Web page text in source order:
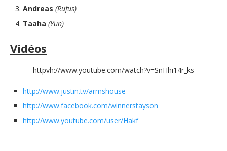
Andreas (Rufus)
Taaha (Yun)
Vidéos
httpvh://www.youtube.com/watch?v=SnHhi14r_ks
http://www.justin.tv/armshouse
http://www.facebook.com/winnerstayson
http://www.youtube.com/user/Hakf